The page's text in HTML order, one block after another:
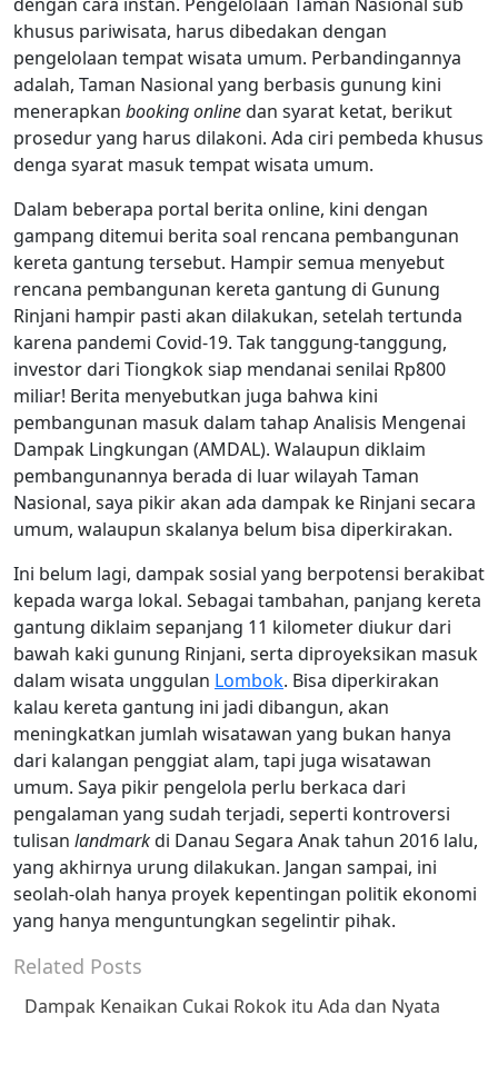
khusus pariwisata, harus dibedakan dengan
pengelolaan tempat wisata umum. Perbandingannya
adalah, Taman Nasional yang berbasis gunung kini
menerapkan booking onlinedan syarat ketat, berikut
prosedur yang harus dilakoni. Ada ciri pembeda khusus
denga syarat masuk tempat wisata umum.
Dalam beberapa portal berita online, kini dengan
gampang ditemui berita soal rencana pembangunan
kereta gantung tersebut. Hampir semua menyebut
rencana pembangunan kereta gantung di Gunung
Rinjani hampir pasti akan dilakukan, setelah tertunda
karena pandemi Covid-19. Tak tanggung-tanggung,
investor dari Tiongkok siap mendanai senilai Rp800
miliar! Berita menyebutkan juga bahwa kini
pembangunan masuk dalam tahap Analisis Mengenai
Dampak Lingkungan (AMDAL). Walaupun diklaim
pembangunannya berada di luar wilayah Taman
Nasional, saya pikir akan ada dampak ke Rinjani secara
umum, walaupun skalanya belum bisa diperkirakan.
Ini belum lagi, dampak sosial yang berpotensi berakibat
kepada warga lokal. Sebagai tambahan, panjang kereta
gantung diklaim sepanjang 11 kilometer diukur dari
bawah kaki gunung Rinjani, serta diproyeksikan masuk
dalam wisata unggulan Lombok. Bisa diperkirakan
kalau kereta gantung ini jadi dibangun, akan
meningkatkan jumlah wisatawan yang bukan hanya
dari kalangan penggiat alam, tapi juga wisatawan
umum. Saya pikir pengelola perlu berkaca dari
pengalaman yang sudah terjadi, seperti kontroversi
tulisan landmarkdi Danau Segara Anak tahun 2016 lalu,
yang akhirnya urung dilakukan. Jangan sampai, ini
seolah-olah hanya proyek kepentingan politik ekonomi
yang hanya menguntungkan segelintir pihak.
Related Posts
Dampak Kenaikan Cukai Rokok itu Ada dan Nyata